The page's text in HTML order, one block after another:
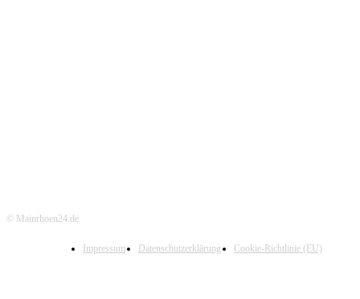
© Mainrhoen24.de
Impressum Datenschutzerklärung Cookie-Richtlinie (EU)